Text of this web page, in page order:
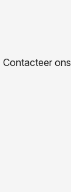
Contacteer ons